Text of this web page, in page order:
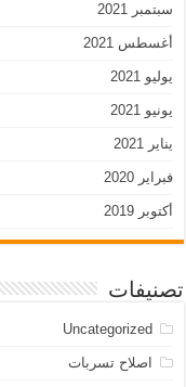
سبتمبر 2021
أغسطس 2021
يوليو 2021
يونيو 2021
يناير 2021
فبراير 2020
أكتوبر 2019
تصنيفات
Uncategorized
اصلاح تسربات